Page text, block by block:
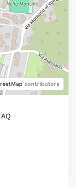
contributors